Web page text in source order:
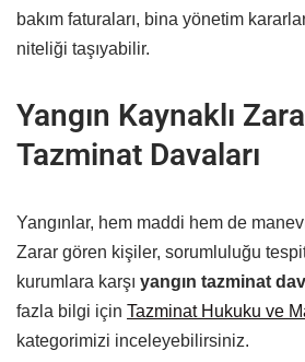
bakım faturaları, bina yönetim
niteliği taşıyabilir.
Yangın Kaynaklı
Tazminat Davaları
Yangınlar, hem maddi hem de
Zarar gören kişiler, sorumluluğu
kurumlara karşı yangın tazminat
fazla bilgi için Tazminat Hukuku ve
kategorimizi inceleyebilirsiniz.